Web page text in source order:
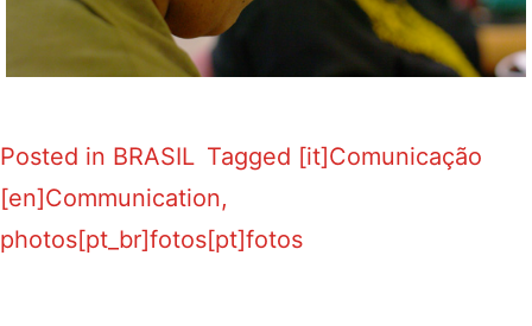
Posted in BRASIL Tagged [it]Comunicação
[en]Communication,
photos[pt_br]fotos[pt]fotos